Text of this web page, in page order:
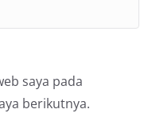
saya pada
berikutnya.